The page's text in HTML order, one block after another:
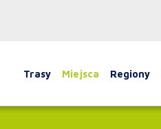
Trasy Miejsca Regiony